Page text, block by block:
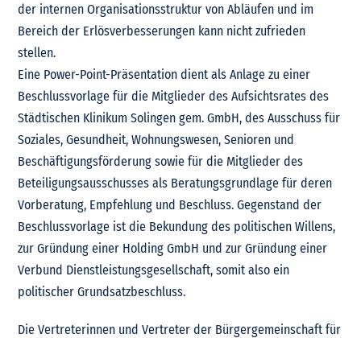
der internen Organisationsstruktur von Abläufen und im
Bereich der Erlösverbesserungen kann nicht zufrieden
stellen.
Eine Power-Point-Präsentation dient als Anlage zu einer
Beschlussvorlage für die Mitglieder des Aufsichtsrates des
Städtischen Klinikum Solingen gem. GmbH, des Ausschuss für
Soziales, Gesundheit, Wohnungswesen, Senioren und
Beschäftigungsförderung sowie für die Mitglieder des
Beteiligungsausschusses als Beratungsgrundlage für deren
Vorberatung, Empfehlung und Beschluss. Gegenstand der
Beschlussvorlage ist die Bekundung des politischen Willens,
zur Gründung einer Holding GmbH und zur Gründung einer
Verbund Dienstleistungsgesellschaft, somit also ein
politischer Grundsatzbeschluss.
Die Vertreterinnen und Vertreter der Bürgergemeinschaft für